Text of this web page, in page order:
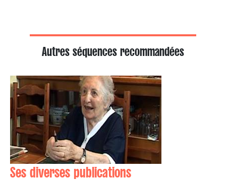
Autres séquences recommandées
Ses diverses publications